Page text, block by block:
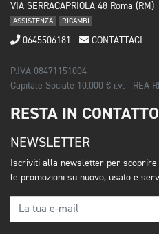
VIA SERRACAPRIOLA 48 Roma (RM)
ASSISTENZA RICAMBI
0645506181 CONTATTACI
P.IVA 08471151004
Capitale Sociale 10.000 € i.v. - REA
RESTA IN CONTATTO
NEWSLETTER
Iscriviti alla newsletter per
le promozioni su nuovo, usato e